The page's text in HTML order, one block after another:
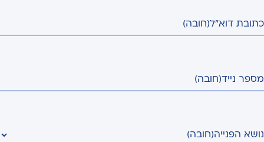
כתובת דוא"ל(חובה)
מספר נייד(חובה)
נושא הפנייה(חובה)